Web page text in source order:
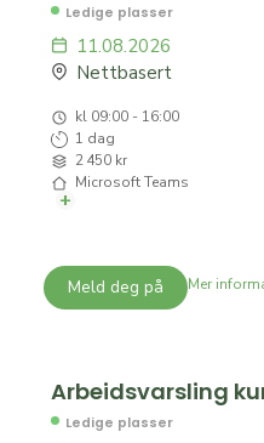
Ledige plasser
11.08.2026
Nettbasert
kl 09:00 - 16:00
1 dag
2 450 kr
Microsoft Teams
+
utføre arbeid på og ved
ansvarsrett. Alle som
Kurset varer fra
Se kursdetaljer
Meld deg på Mer
Arbeidsvarsling
Ledige plasser